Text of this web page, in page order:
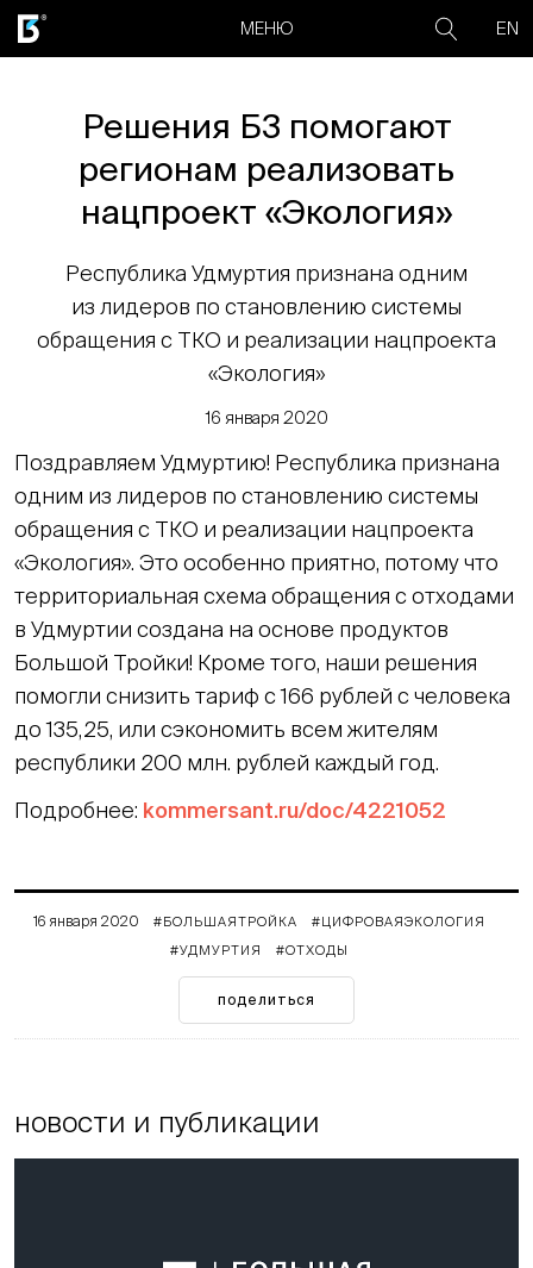
МЕНЮ EN
Решения Б3 помогают
регионам реализовать
нацпроект «Экология»
Республика Удмуртия признана одним
из лидеров по становлению системы
обращения с ТКО и реализации нацпроекта
«Экология»
16 января 2020
Поздравляем Удмуртию! Республика признана
одним из лидеров по становлению системы
обращения с ТКО и реализации нацпроекта
«Экология». Это особенно приятно, потому что
территориальная схема обращения с отходами
в Удмуртии создана на основе продуктов
Большой Тройки! Кроме того, наши решения
помогли снизить тариф с 166 рублей с человека
до 135,25, или сэкономить всем жителям
республики 200 млн. рублей каждый год.
Подробнее: kommersant.ru/doc/4221052
16 января 2020 #БОЛЬШАЯТРОЙКА
#ЦИФРОВАЯЭКОЛОГИЯ
#УДМУРТИЯ
#ОТХОДЫ
поделиться
новости и публикации